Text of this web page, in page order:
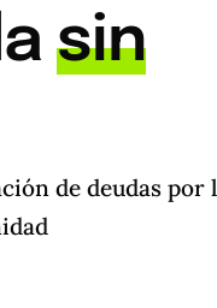
sin
de deudas por